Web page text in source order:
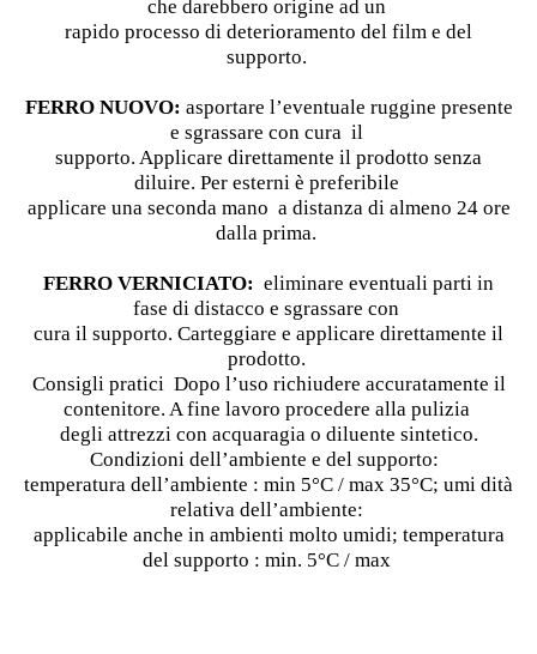
che darebbero origine ad un
rapido processo di deterioramento del film e del
supporto.
FERRO NUOVO: asportare l’eventuale ruggine presente
e sgrassare con cura il
supporto. Applicare direttamente il prodotto senza
diluire. Per esterni è preferibile
applicare una seconda mano a distanza di almeno 24 ore
dalla prima.
FERRO VERNICIATO: eliminare eventuali parti in
fase di distacco e sgrassare con
cura il supporto. Carteggiare e applicare direttamente il
prodotto.
Consigli pratici Dopo l’uso richiudere accuratamente il
contenitore. A fine lavoro procedere alla pulizia
degli attrezzi con acquaragia o diluente sintetico.
Condizioni dell’ambiente e del supporto:
temperatura dell’ambiente : min 5°C / max 35°C; umi dità
relativa dell’ambiente:
applicabile anche in ambienti molto umidi; temperatura
del supporto : min. 5°C / max